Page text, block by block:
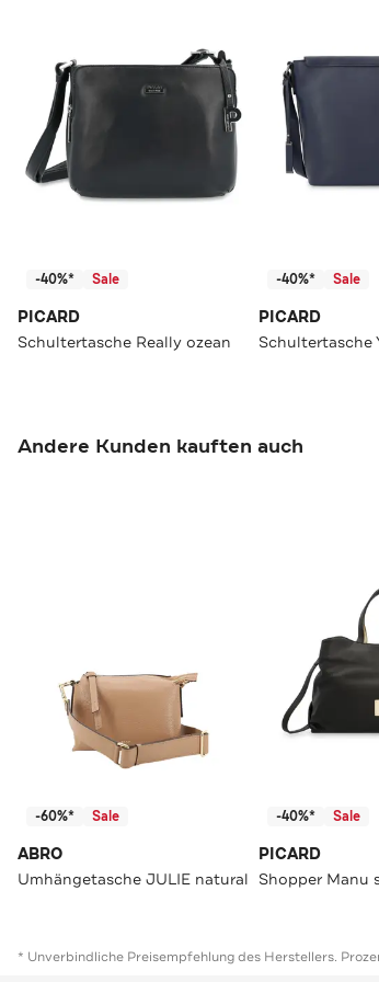
-40%* Sale
PICARD
Schultertasche Really ozean
-40%* Sale
PICARD
Schultertasche
Andere Kunden kauften auch
-60%* Sale
ABRO
Umhängetasche JULIE natural
-40%* Sale
PICARD
Shopper Manu
* Unverbindliche Preisempfehlung des Herstellers.